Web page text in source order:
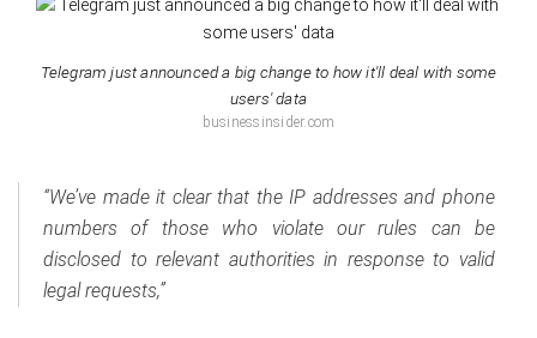
Telegram just announced a big change to how it'll deal with some
users' data
businessinsider.com
“We’ve made it clear that the IP addresses and phone
numbers of those who violate our rules can be
disclosed to relevant authorities in response to valid
legal requests,”